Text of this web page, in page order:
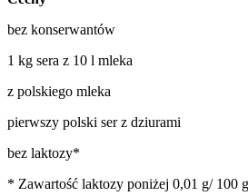
bez konserwantów
1 kg sera z 10 l mleka
z polskiego mleka
pierwszy polski ser z dziurami
bez laktozy*
* Zawartość laktozy poniżej 0,01 g/ 100 g